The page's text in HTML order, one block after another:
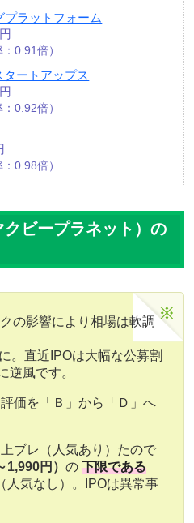
プラットフォーム
：0.91倍
タートアップス
：0.92倍
：0.98倍
ビープラネット）の
の影響により相場は軟調
。直近IPOは大幅な公募割
逆風です。
価を「Ｂ」から「Ｄ」へ
ブレ（人気あり）たので
円） の 下限である
人気なし）。IPOは異常事